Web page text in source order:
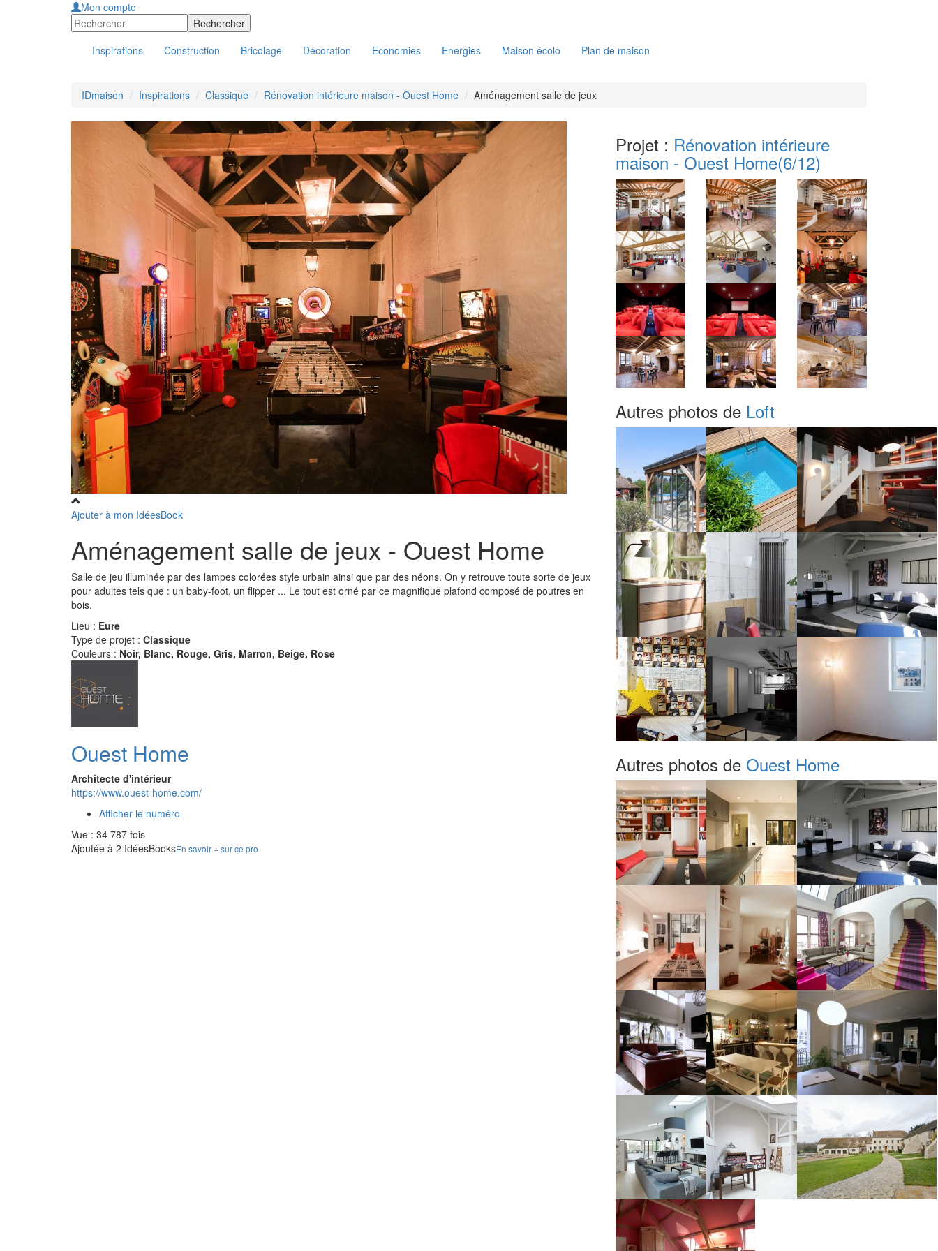
Mon compte
Inspirations Construction Bricolage Décoration Economies Energies Maison écolo Plan de maison
IDmaison Inspirations Classique Rénovation intérieure maison - Ouest Home Aménagement salle de jeux
Ajouter à mon IdéesBook
Aménagement salle de jeux - Ouest Home
Salle de jeu illuminée par des lampes colorées style urbain ainsi que par des néons. On y retrouve toute sorte de jeux
pour adultes tels que : un baby-foot, un flipper ... Le tout est orné par ce magnifique plafond composé de poutres en
bois.
Lieu : Eure
Type de projet : Classique
Couleurs : Noir, Blanc, Rouge, Gris, Marron, Beige, Rose
Ouest Home
Architecte d'intérieur
https://www.ouest-home.com/
Afficher le numéro
Vue : 34 787 fois
Ajoutée à 2 IdéesBooksEn savoir + sur ce pro
Projet : Rénovation intérieure
maison - Ouest Home(6/12)
Autres photos de Loft
Autres photos de Ouest Home